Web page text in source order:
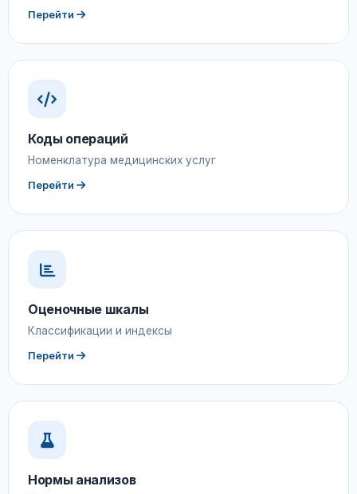
Перейти
Коды операций
Номенклатура медицинских услуг
Перейти
Оценочные шкалы
Классификации и индексы
Перейти
Нормы анализов